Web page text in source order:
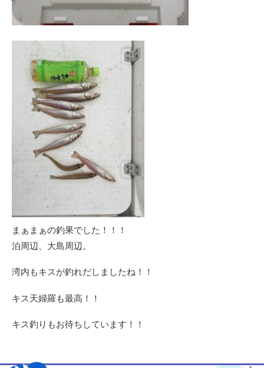
まぁまぁの釣果でした！！！
泊周辺、大島周辺。
湾内もキスが釣れだしましたね！！
キス天婦羅も最高！！
キス釣りもお待ちしています！！